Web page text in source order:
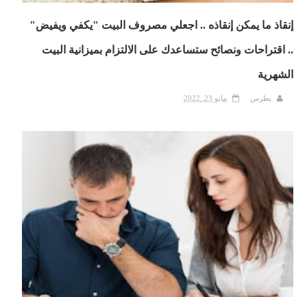
إنقاذ ما يمكن إنقاذه .. اجعلي مصروف البيت "يكفي ويفيض"
.. اقتراحات ونصائح ستساعدك على الالتزام بميزانية البيت
الشهرية
بطرس مايو 23, 2022